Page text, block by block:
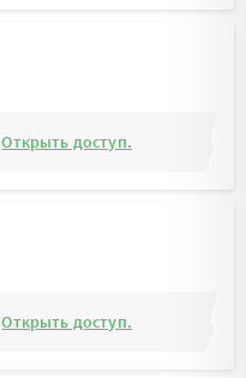
Открыть доступ.
Открыть доступ.